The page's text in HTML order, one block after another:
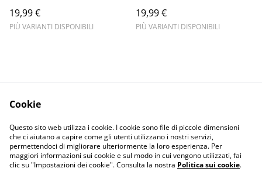
19,99 €
PIÙ VARIANTI DISPONIBILI
19,99 €
PIÙ VARIANTI DISPONIBILI
Informativa sulla
privacy
Terms and
conditions
Cookie
Questo sito web utilizza i cookie. I cookie sono file di piccole dimensioni
che ci aiutano a capire come gli utenti utilizzano i nostri servizi,
permettendoci di migliorare ulteriormente la loro esperienza. Per
maggiori informazioni sui cookie e sul modo in cui vengono utilizzati, fai
clic su "Impostazioni dei cookie". Consulta la nostra Politica sui cookie.